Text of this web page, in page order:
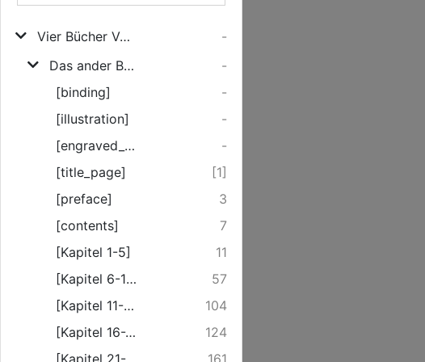
Vier Bücher Vom Wahren Christenthumb
-
Das ander Buch Vom wahren Christenthumb, Wie Christi Menschwerdung/ Liebe
-
[binding]
-
[illustration]
-
[engraved_titlepage]
-
[title_page]
[1]
[preface]
3
[contents]
7
[Kapitel 1-5]
11
[Kapitel 6-10]
57
[Kapitel 11-15]
104
[Kapitel 16-20]
124
[Kapitel 21-25]
161